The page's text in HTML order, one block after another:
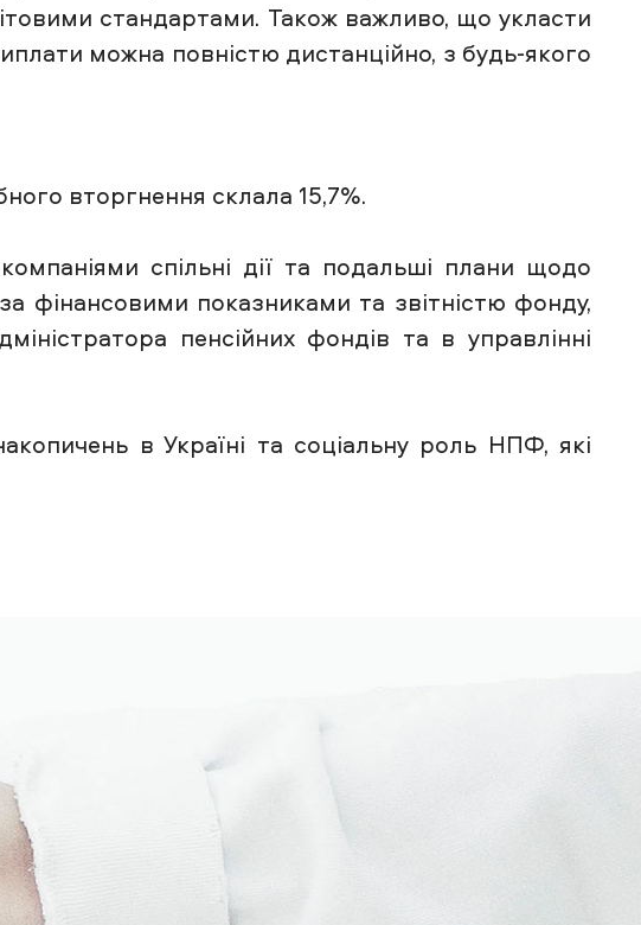
стандартами. Також важливо, що укласти
можна повністю дистанційно, з будь-якого
вторгнення склала 15,7%.
спільні дії та подальші плани щодо
фінансовими показниками та звітністю фонду,
пенсійних фондів та в управлінні
в Україні та соціальну роль НПФ, які